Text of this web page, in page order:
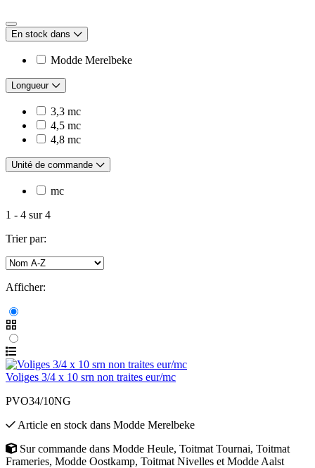
En stock dans
Modde Merelbeke
Longueur
3,3 mc
4,5 mc
4,8 mc
Unité de commande
mc
1 - 4 sur4
Trier par:
Afficher:
Voliges 3/4 x 10 srn non traites eur/mc
PVO34/10NG
Article en stock dans Modde Merelbeke
Sur commande dans Modde Heule, Toitmat Tournai, Toitmat
Frameries, Modde Oostkamp, Toitmat Nivelles et Modde Aalst